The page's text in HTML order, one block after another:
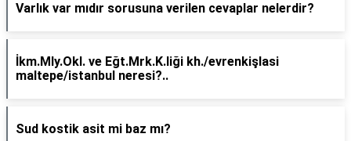
Varlık var mıdır sorusuna verilen cevaplar nelerdir?
İkm.Mly.Okl. ve Eğt.Mrk.K.liği kh./evrenkişlasi
maltepe/istanbul neresi?..
Sud kostik asit mi baz mı?